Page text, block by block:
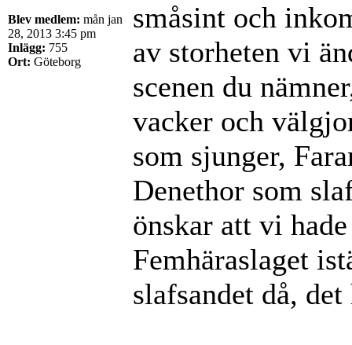
Blev medlem: mån jan
28, 2013 3:45 pm
Inlägg: 755
Ort: Göteborg
småsint och
av storheten vi
scenen du
vacker och
som sjunger,
Denethor som
önskar att vi
Femhäraslaget
slafsandet då,